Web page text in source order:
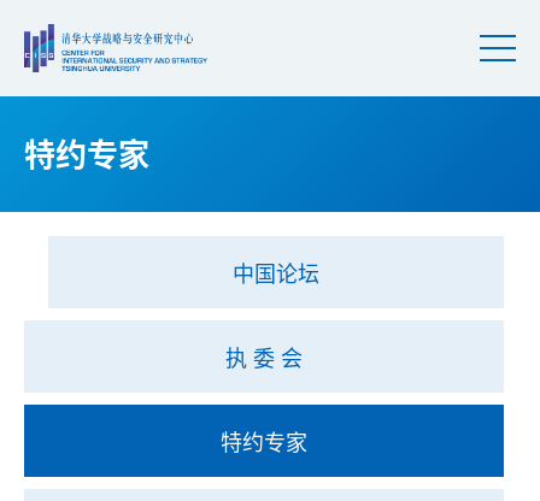
特约专家
中国论坛
执 委 会
特约专家